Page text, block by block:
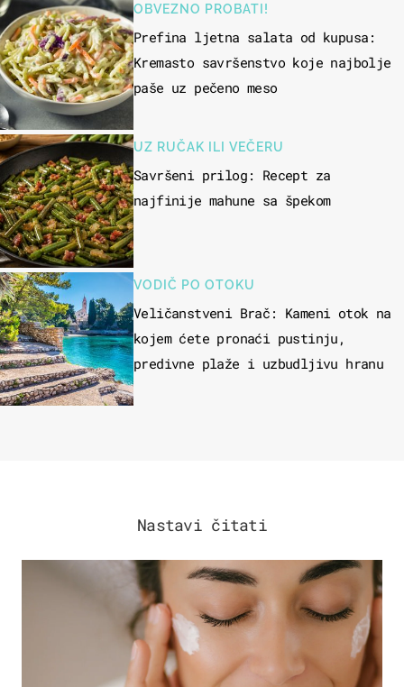
OBVEZNO PROBATI!
Prefina ljetna salata od kupusa:
Kremasto savršenstvo koje najbolje
paše uz pečeno meso
UZ RUČAK ILI VEČERU
Savršeni prilog: Recept za
najfinije mahune sa špekom
VODIČ PO OTOKU
Veličanstveni Brač: Kameni otok na
kojem ćete pronaći pustinju,
predivne plaže i uzbudljivu hranu
Nastavi čitati
MODA & LJEPOTA